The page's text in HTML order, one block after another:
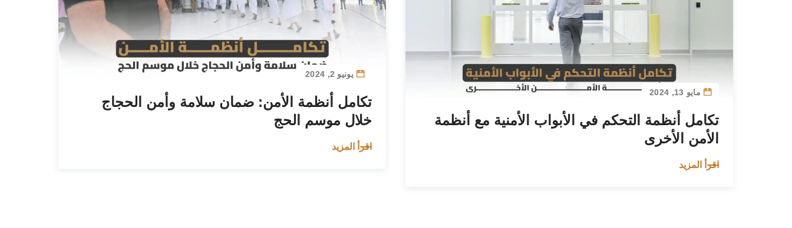
يونيو 2, 2024
تكامل أنظمة الأمن: ضمان سلامة وأمن الحجاج
خلال موسم الحج
اقرأ المزيد
مايو 13, 2024
تكامل أنظمة التحكم في الأبواب الأمنية مع أنظمة
الأمن الأخرى
اقرأ المزيد